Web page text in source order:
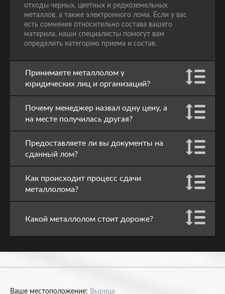
отходы черных, цветных и редкоземельных
металлов, а также электронного лома. Если у вас
есть сомнения относительно состава вашего
материла, наши специалисты помогут вам
определить категорию приема и состав.
Принимаете металлолом у
юридических лиц и организаций?
Почему менеджер назвал одну цену, а
на месте получилась другая?
Предоставляете ли вы документы на
сданный лом?
Как происходит процесс сдачи
металлолома?
Какой металлолом стоит дороже?
Ваше местоположение: Вырица